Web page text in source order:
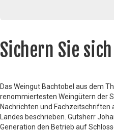
Sichern Sie
Das Weingut Bachtobel aus dem
renommiertesten Weingütern der
Nachrichten und Fachzeitschriften
Landes beschrieben. Gutsherr
Generation den Betrieb auf